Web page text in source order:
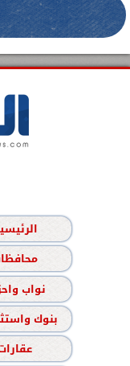
نواب
بنوك